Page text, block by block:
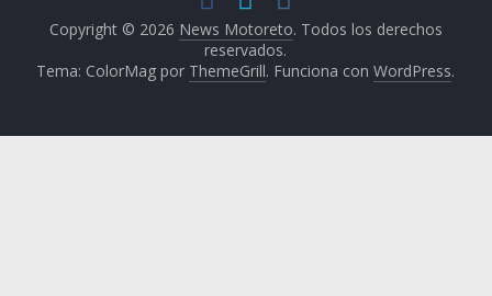
Copyright © 2026 News Motoreto. Todos los derechos
reservados.
Tema: ColorMag por ThemeGrill. Funciona conWordPress.